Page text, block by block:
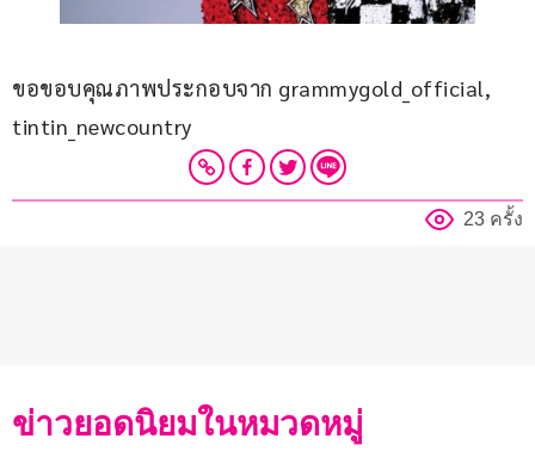
ขอขอบคุณภาพประกอบจาก grammygold_official,
tintin_newcountry
23 ครั้ง
ข่าวยอดนิยมในหมวดหมู่